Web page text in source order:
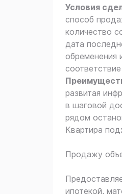
Условия
способ
количество
дата
обременения
развитая
в шаговой
рядом
Квартира
Продажу
ипотекой,